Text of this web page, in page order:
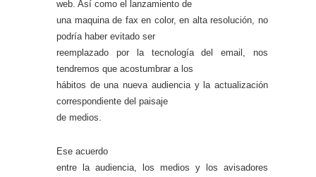
web. Así como el lanzamiento de
una maquina de fax en color, en alta resolución, no
podría haber evitado ser
reemplazado por la tecnología del email, nos
tendremos que acostumbrar a los
hábitos de una nueva audiencia y la actualización
correspondiente del paisaje
de medios.
Ese acuerdo
entre la audiencia, los medios y los avisadores